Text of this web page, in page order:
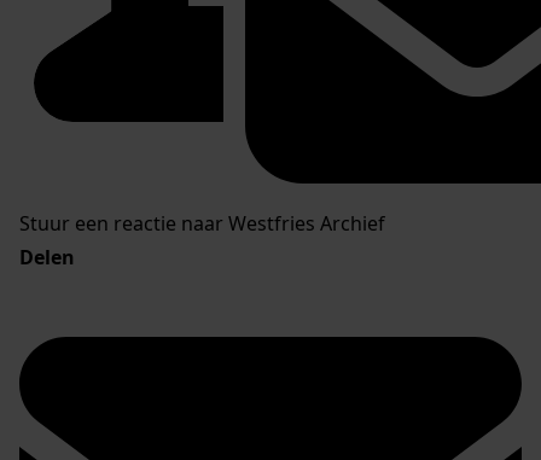
Stuur een reactie naar Westfries Archief
Delen